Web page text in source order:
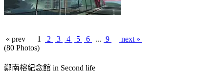
« prev 1 2 3 4 5 6 ... 9
next »
(80 Photos)
鄭南榕紀念館 in Second life